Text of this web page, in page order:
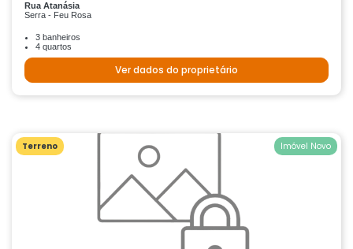
Rua Atanásia
Serra - Feu Rosa
3 banheiros
4 quartos
Ver dados do proprietário
Terreno Imóvel Novo